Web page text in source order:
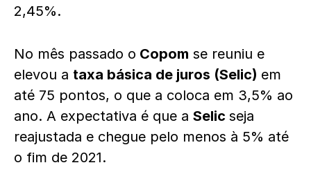
2,45%.
No mês passado o Copom se reuniu e
elevou a taxa básica de juros (Selic) em
até 75 pontos, o que a coloca em 3,5% ao
ano. A expectativa é que a Selic seja
reajustada e chegue pelo menos à 5% até
o fim de 2021.